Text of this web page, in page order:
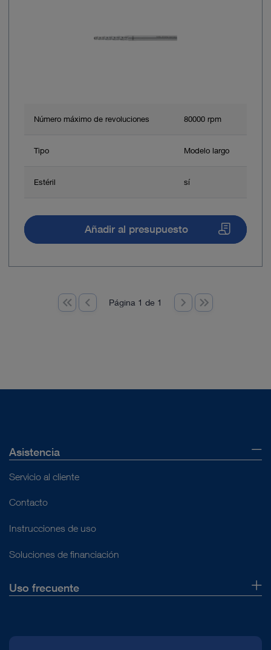
Número máximo de revoluciones 80000 rpm
Tipo Modelo largo
Estéril sí
Añadir al presupuesto
Página 1 de 1
Asistencia
Servicio al cliente
Contacto
Instrucciones de uso
Soluciones de financiación
Uso frecuente